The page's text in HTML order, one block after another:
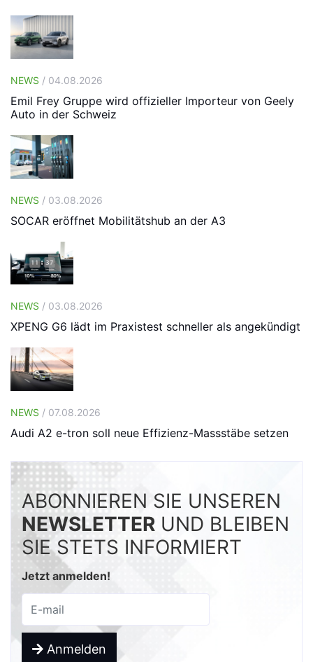
NEWS / 04.08.2026
Emil Frey Gruppe wird offizieller Importeur von Geely
Auto in der Schweiz
NEWS / 03.08.2026
SOCAR eröffnet Mobilitätshub an der A3
NEWS / 03.08.2026
XPENG G6 lädt im Praxistest schneller als angekündigt
NEWS / 07.08.2026
Audi A2 e-tron soll neue Effizienz-Massstäbe setzen
ABONNIEREN SIE UNSEREN
NEWSLETTER UND BLEIBEN
SIE STETS INFORMIERT
Jetzt anmelden!
Anmelden